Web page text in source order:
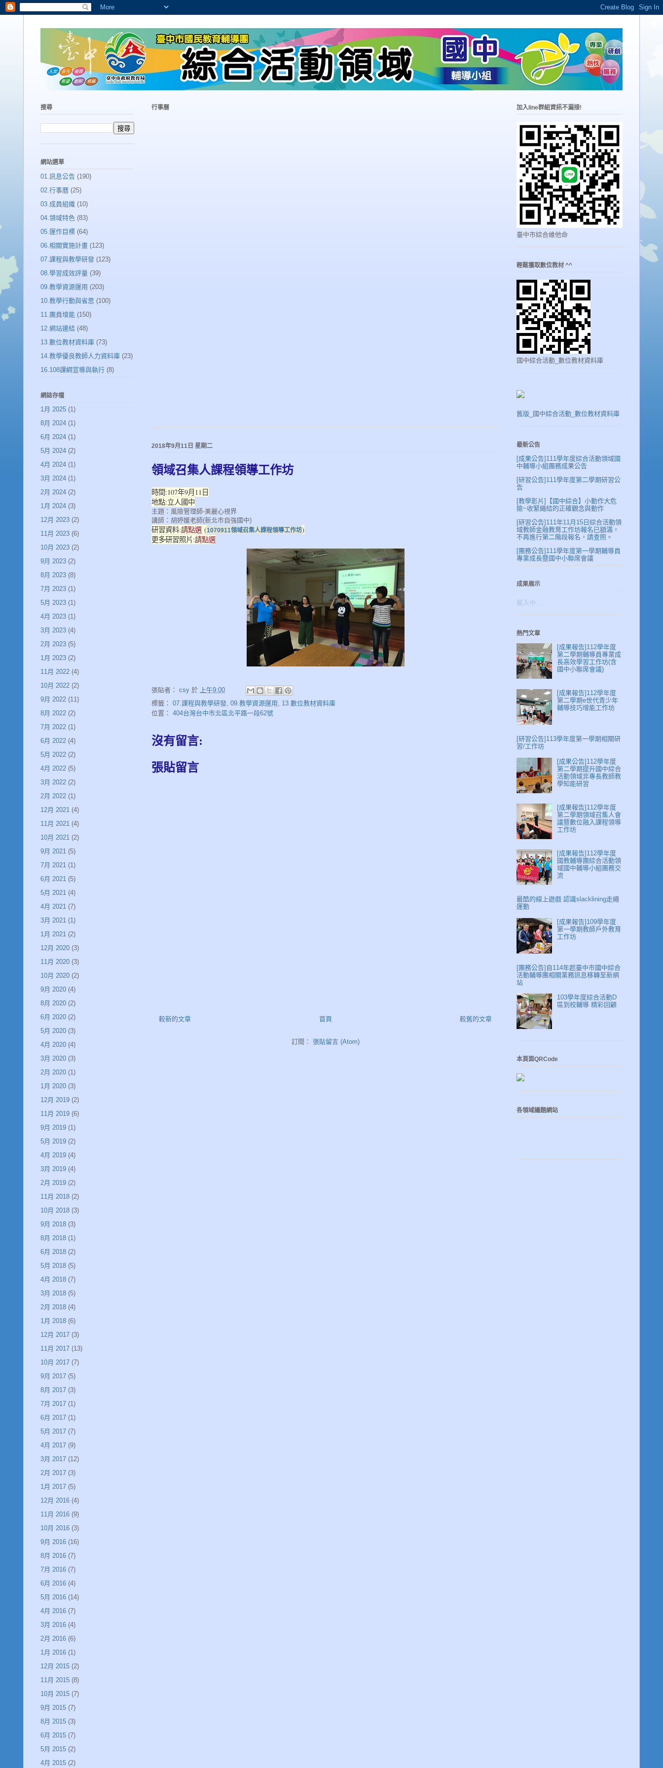
行事曆
2018年9月11日 星期二
領域召集人課程領導工作坊
時間:107年9月11日
地點:立人國中
主題：風險管理師-美麗心視界
講師：胡婷媛老師(新北市自強國中)
研習資料:請點選 (1070911領域召集人課程領導工作坊)
更多研習照片:請點選
張貼者： csy 於
上午9:00
標籤： 07.課程與教學研發 09.教學資源運用
13.數位教材資料庫
位置： 404台灣台中市北區北平路一段62號
沒有留言:
張貼留言
較新的文章 較舊的文章
首頁
訂閱： 張貼留言 (Atom)
搜尋
網站選單
01.訊息公告 (190)
02.行事曆 (25)
03.成員組織 (10)
04.領域特色 (83)
05.運作目標 (64)
06.相關實施計畫 (123)
07.課程與教學研發 (123)
08.學習成效評量 (39)
09.教學資源運用 (203)
10.教學行動與省思 (100)
11.團員增能 (150)
12.網站連結 (48)
13.數位教材資料庫 (73)
14.教學優良教師人力資料庫 (23)
16.108課綱宣導與執行 (8)
網誌存檔
1月 2025 (1)
8月 2024 (1)
6月 2024 (1)
5月 2024 (2)
4月 2024 (1)
3月 2024 (1)
2月 2024 (2)
1月 2024 (3)
12月 2023 (2)
11月 2023 (6)
10月 2023 (2)
9月 2023 (2)
8月 2023 (8)
7月 2023 (1)
5月 2023 (1)
4月 2023 (1)
3月 2023 (4)
2月 2023 (5)
1月 2023 (2)
11月 2022 (4)
10月 2022 (2)
9月 2022 (11)
8月 2022 (2)
7月 2022 (1)
6月 2022 (4)
5月 2022 (2)
4月 2022 (5)
3月 2022 (2)
2月 2022 (1)
12月 2021 (4)
11月 2021 (4)
10月 2021 (2)
9月 2021 (5)
7月 2021 (1)
6月 2021 (5)
5月 2021 (4)
4月 2021 (7)
3月 2021 (1)
1月 2021 (2)
12月 2020 (3)
11月 2020 (3)
10月 2020 (2)
9月 2020 (4)
8月 2020 (2)
6月 2020 (2)
5月 2020 (3)
4月 2020 (4)
3月 2020 (3)
2月 2020 (1)
1月 2020 (3)
12月 2019 (2)
11月 2019 (6)
9月 2019 (1)
5月 2019 (2)
4月 2019 (4)
3月 2019 (4)
2月 2019 (2)
11月 2018 (2)
10月 2018 (3)
9月 2018 (3)
8月 2018 (1)
6月 2018 (2)
5月 2018 (5)
4月 2018 (7)
3月 2018 (5)
2月 2018 (4)
1月 2018 (6)
12月 2017 (3)
11月 2017 (13)
10月 2017 (7)
9月 2017 (5)
8月 2017 (3)
7月 2017 (1)
6月 2017 (1)
5月 2017 (7)
4月 2017 (9)
3月 2017 (12)
2月 2017 (3)
1月 2017 (5)
12月 2016 (4)
11月 2016 (9)
10月 2016 (3)
9月 2016 (16)
8月 2016 (7)
7月 2016 (7)
6月 2016 (4)
5月 2016 (14)
4月 2016 (7)
3月 2016 (4)
2月 2016 (6)
1月 2016 (1)
12月 2015 (2)
11月 2015 (8)
10月 2015 (7)
9月 2015 (7)
8月 2015 (3)
6月 2015 (7)
5月 2015 (2)
4月 2015 (2)
加入line群組資訊不漏接!
臺中市綜合維他命
輕鬆獲取數位教材 ^^
國中綜合活動_數位教材資料庫
舊版_國中綜合活動_數位教材資料庫
最新公告
[成果公告]111學年度綜合活動領域國
中輔導小組團務成果公告
[研習公告]111學年度第二學期研習公
告
[教學影片]【國中綜合】小動作大危
險~收緊繩結的正確觀念與動作
[研習公告]111年11月15日綜合活動領
域教師金融教育工作坊報名已額滿，
不再進行第二階段報名，請查照。
[團務公告]111學年度第一學期輔導員
專業成長暨國中小聯席會議
成果展示
載入中…
熱門文章
[成果報告]112學年度
第二學期輔導員專業成
長高效學習工作坊(含
國中小聯席會議)
[成果報告]112學年度
第二學期e世代青少年
輔導技巧增能工作坊
[研習公告]113學年度第一學期相關研
習/工作坊
[成果公告]112學年度
第二學期提升國中綜合
活動領域非專長教師教
學知能研習
[成果報告]112學年度
第二學期領域召集人會
議暨數位融入課程領導
工作坊
[成果報告]112學年度
國教輔導團綜合活動領
域國中輔導小組團務交
流
最酷的線上遊戲 認識slacklining走繩
運動
[成果報告]109學年度
第一學期教師戶外教育
工作坊
[團務公告]自114年起臺中市國中綜合
活動輔導團相關業務訊息移轉至新網
站
103學年度綜合活動D
區到校輔導 精彩回顧
本頁面QRCode
各領域議題網站